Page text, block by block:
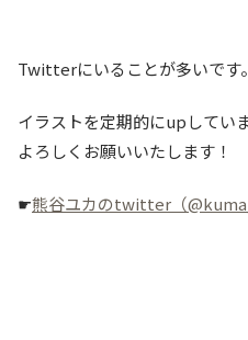
Twitterにいることが多いです。
イラストを定期的にupしてい
よろしくお願いいたします！
☛熊谷ユカのtwitter（